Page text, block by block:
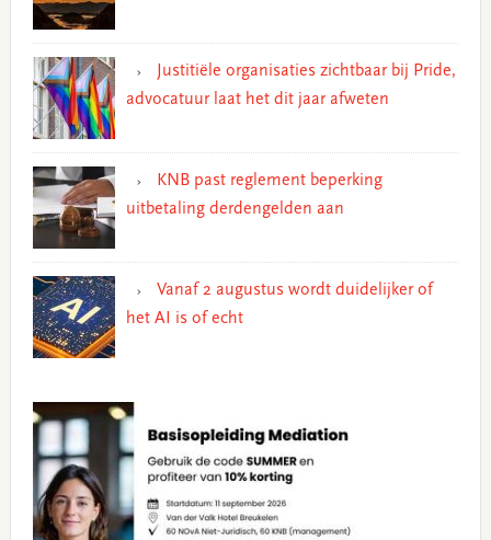
Justitiële organisaties zichtbaar bij Pride,
advocatuur laat het dit jaar afweten
KNB past reglement beperking
uitbetaling derdengelden aan
Vanaf 2 augustus wordt duidelijker of
het AI is of echt